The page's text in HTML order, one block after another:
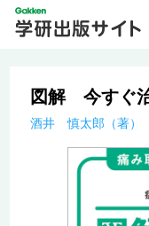
図解 今すぐ
酒井 慎太郎（著）